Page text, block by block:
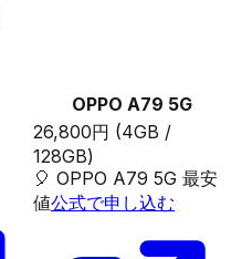
OPPO A79 5G
26,800円 (4GB /
128GB)
🎈 OPPO A79 5G 最安
値公式で申し込む